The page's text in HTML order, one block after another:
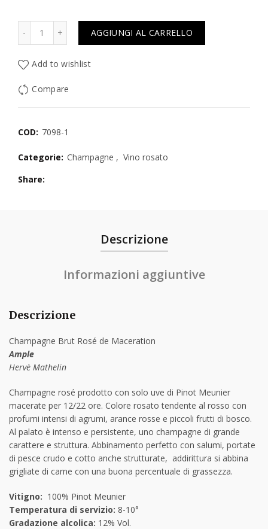
AGGIUNGI AL CARRELLO
Add to wishlist
Compare
COD: 7098-1
Categorie: Champagne , Vino rosato
Share
Descrizione
Informazioni aggiuntive
Descrizione
Champagne Brut Rosé de Maceration
Ample
Hervè Mathelin
Champagne rosé prodotto con solo uve di Pinot Meunier
macerate per 12/22 ore. Colore rosato tendente al rosso con
profumi intensi di agrumi, arance rosse e piccoli frutti di bosco.
Al palato è intenso e persistente, uno champagne di grande
carattere e struttura. Abbinamento perfetto con salumi, portate
di pesce crudo e cotto anche strutturate, addirittura si abbina
grigliate di carne con una buona percentuale di grassezza.
Vitigno: 100% Pinot Meunier
Temperatura di servizio: 8-10°
Gradazione alcolica: 12% Vol.